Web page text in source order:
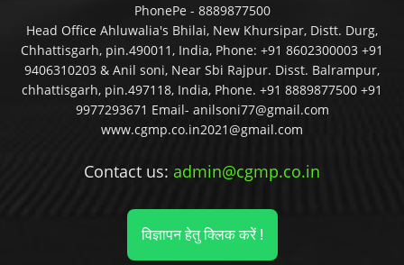
PhonePe - 8889877500
Head Office Ahluwalia's Bhilai, New Khursipar, Distt. Durg,
Chhattisgarh, pin.490011, India, Phone: +91 8602300003 +91
9406310203 & Anil soni, Near Sbi Rajpur. Disst. Balrampur,
chhattisgarh, pin.497118, India, Phone. +91 8889877500 +91
9977293671 Email- anilsoni77@gmail.com
www.cgmp.co.in2021@gmail.com
Contact us: admin@cgmp.co.in
विज्ञापन हेतु क्लिक करें !